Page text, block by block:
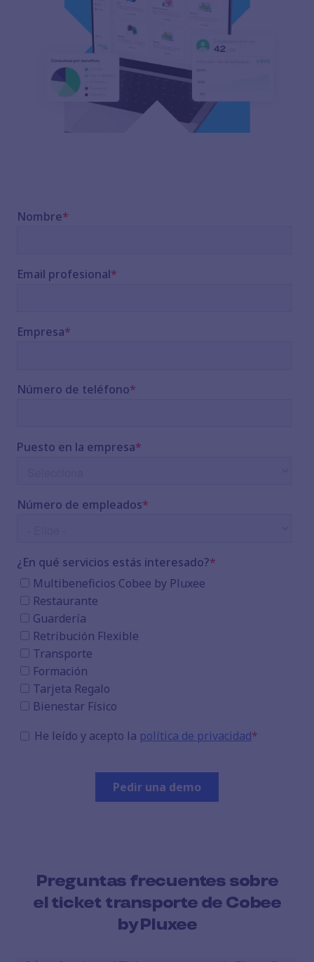
Preguntas frecuentes sobre
el ticket transporte de Cobee
by Pluxee